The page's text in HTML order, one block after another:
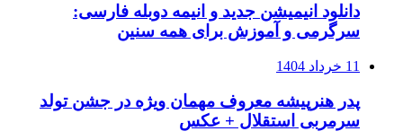
دانلود انیمیشن جدید و انیمه دوبله فارسی:
سرگرمی و آموزش برای همه سنین
11 خرداد 1404
پدر هنرپیشه معروف مهمان ویژه در جشن تولد
سرمربی استقلال + عکس